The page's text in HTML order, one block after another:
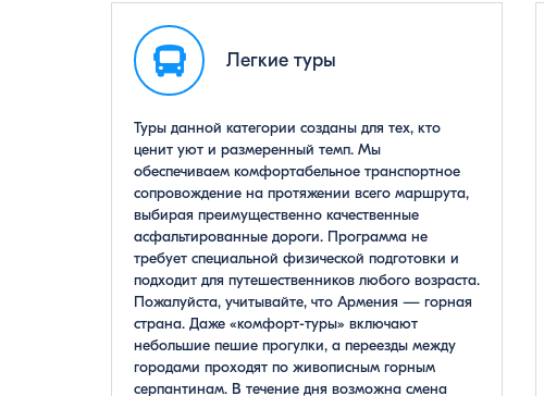
Легкие туры
Туры данной категории созданы для тех, кто
ценит уют и размеренный темп. Мы
обеспечиваем комфортабельное транспортное
сопровождение на протяжении всего маршрута,
выбирая преимущественно качественные
асфальтированные дороги. Программа не
требует специальной физической подготовки и
подходит для путешественников любого возраста.
Пожалуйста, учитывайте, что Армения — горная
страна. Даже «комфорт-туры» включают
небольшие пешие прогулки, а переезды между
городами проходят по живописным горным
серпантинам. В течение дня возможна смена